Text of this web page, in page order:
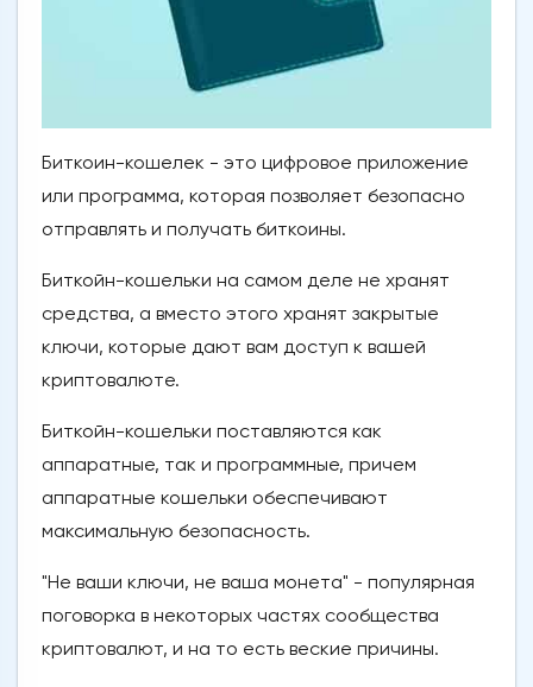
Биткоин-кошелек - это цифровое приложение
или программа, которая позволяет безопасно
отправлять и получать биткоины.
Биткойн-кошельки на самом деле не хранят
средства, а вместо этого хранят закрытые
ключи, которые дают вам доступ к вашей
криптовалюте.
Биткойн-кошельки поставляются как
аппаратные, так и программные, причем
аппаратные кошельки обеспечивают
максимальную безопасность.
"Не ваши ключи, не ваша монета" - популярная
поговорка в некоторых частях сообщества
криптовалют, и на то есть веские причины.